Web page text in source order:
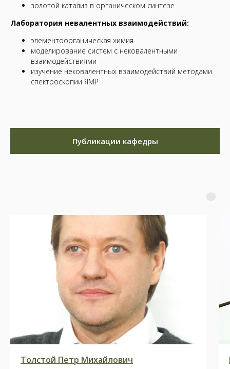
золотой катализ в органическом синтезе
Лаборатория невалентных взаимодействий:
элементоорганическая химия
моделирование систем с нековалентными
взаимодействиями
изучение нековалентных взаимодействий методами
спектроскопии ЯМР
Публикации кафедры
Толстой Петр Михайлович